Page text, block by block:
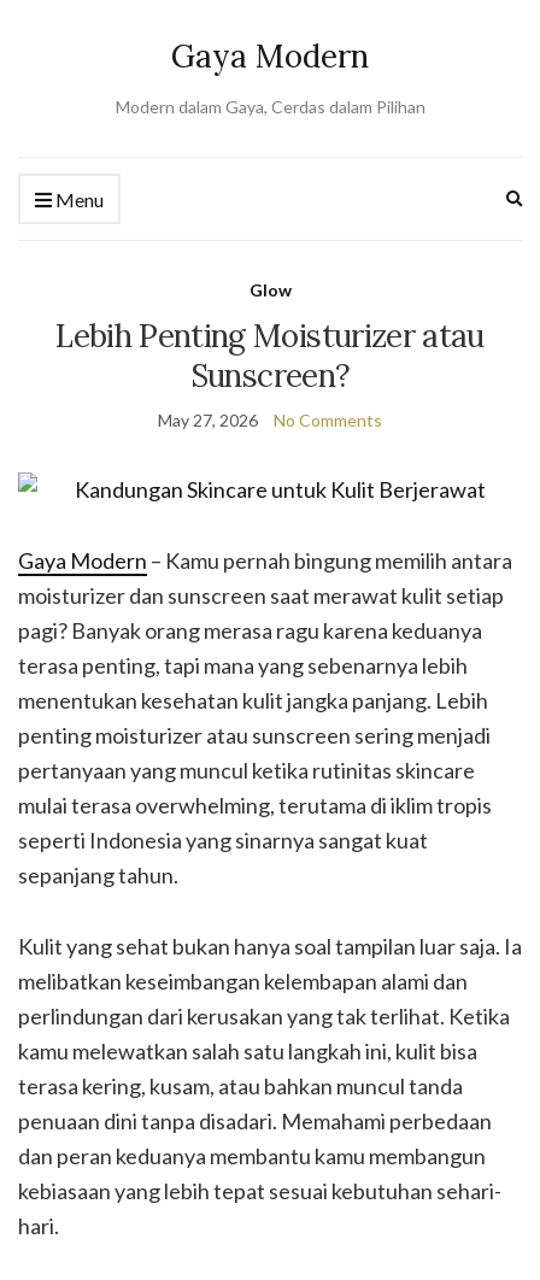
Gaya Modern
Modern dalam Gaya, Cerdas dalam Pilihan
Menu
Glow
Lebih Penting Moisturizer atau
Sunscreen?
May 27, 2026 No Comments
Gaya Modern – Kamu pernah bingung memilih antara
moisturizer dan sunscreen saat merawat kulit setiap
pagi? Banyak orang merasa ragu karena keduanya
terasa penting, tapi mana yang sebenarnya lebih
menentukan kesehatan kulit jangka panjang. Lebih
penting moisturizer atau sunscreen sering menjadi
pertanyaan yang muncul ketika rutinitas skincare
mulai terasa overwhelming, terutama di iklim tropis
seperti Indonesia yang sinarnya sangat kuat
sepanjang tahun.
Kulit yang sehat bukan hanya soal tampilan luar saja. Ia
melibatkan keseimbangan kelembapan alami dan
perlindungan dari kerusakan yang tak terlihat. Ketika
kamu melewatkan salah satu langkah ini, kulit bisa
terasa kering, kusam, atau bahkan muncul tanda
penuaan dini tanpa disadari. Memahami perbedaan
dan peran keduanya membantu kamu membangun
kebiasaan yang lebih tepat sesuai kebutuhan sehari-
hari.